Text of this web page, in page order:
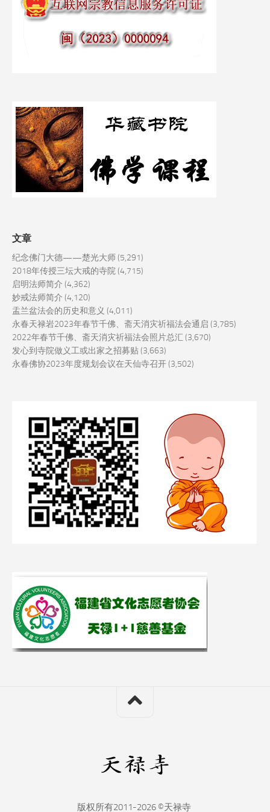
文章
纪念佛门大德——楚光大师(5,291)
2018年传授三坛大戒的寺院(4,715)
启明法师简介 (4,362)
妙戒法师简介 (4,120)
盂兰盆法会的历史和意义 (4,011)
永春天禄岩2023年春节千佛、斋天消灾祈福法会通启 (3,785)
2022年春节千佛、斋天消灾祈福法会照片总汇 (3,670)
发心到寺院做义工或出家之招募贴(3,663)
永春佛协2023年度规划会议在天仙寺召开(3,502)
版权所有2011-2026 ©天禄寺